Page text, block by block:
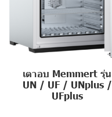
เตาอบ Memmert รุ่น
UN / UF / UNplus /
UFplus